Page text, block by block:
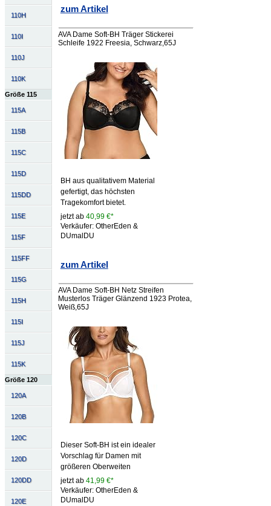
110H
110I
110J
110K
Größe 115
115A
115B
115C
115D
115DD
115E
115F
115FF
115G
115H
115I
115J
115K
Größe 120
120A
120B
120C
120D
120DD
120E
zum Artikel
AVA Dame Soft-BH Träger Stickerei
Schleife 1922 Freesia, Schwarz,65J
BH aus qualitativem Material
gefertigt, das höchsten
Tragekomfort bietet.
jetzt ab 40,99 €*
Verkäufer: OtherEden &
DUmalDU
zum Artikel
AVA Dame Soft-BH Netz Streifen
Musterlos Träger Glänzend 1923 Protea,
Weiß,65J
Dieser Soft-BH ist ein idealer
Vorschlag für Damen mit
größeren Oberweiten
jetzt ab 41,99 €*
Verkäufer: OtherEden &
DUmalDU